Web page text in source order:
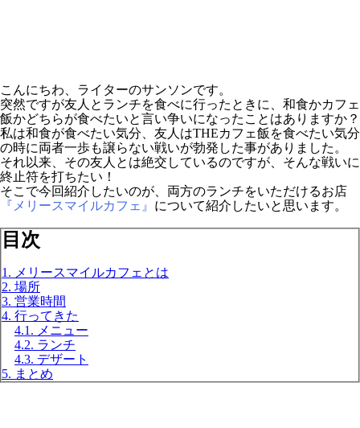
こんにちわ、ライターのサンソンです。
突然ですが友人とランチを食べに行ったときに、和食かカフェ
飯かどちらが食べたいと言い争いになったことはありますか？
私は和食が食べたい気分、友人はTHEカフェ飯を食べたい気分
の時に両者一歩も譲らない戦いが勃発した事がありました。
それ以来、その友人とは絶交しているのですが、そんな戦いに
終止符を打ちたい！
そこで今回紹介したいのが、両方のランチをいただけるお店
『メリースマイルカフェ』 について紹介したいと思います。
目次
1. メリースマイルカフェとは
2. 場所
3. 営業時間
4. 行ってきた
4.1. メニュー
4.2. ランチ
4.3. デザート
5. まとめ